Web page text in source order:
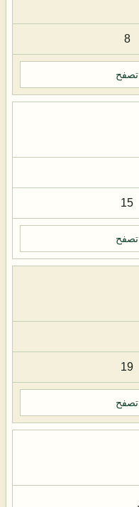
8
تصفح
15
تصفح
19
تصفح